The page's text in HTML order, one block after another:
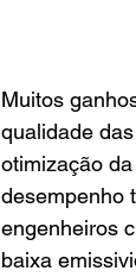
Muitos
qualidade
otimização
desempenho
engenheiros
baixa